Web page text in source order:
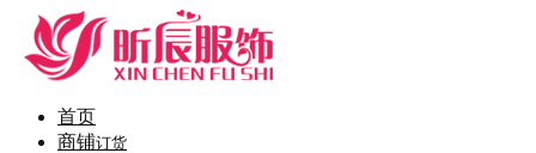
首页
商铺订货